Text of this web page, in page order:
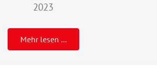
2023
Mehr lesen ...